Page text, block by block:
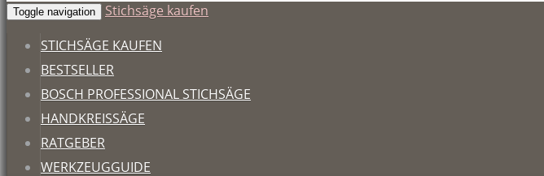
Toggle navigation
Stichsäge kaufen
STICHSÄGE KAUFEN
BESTSELLER
BOSCH PROFESSIONAL STICHSÄGE
HANDKREISSÄGE
RATGEBER
WERKZEUGGUIDE